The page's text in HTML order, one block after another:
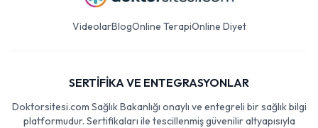
VideolarBlogOnline TerapiOnline Diyet
SERTİFİKA VE ENTEGRASYONLAR
Doktorsitesi.com Sağlık Bakanlığı onaylı ve entegreli bir sağlık bilgi
platformudur. Sertifikaları ile tescillenmiş güvenilir altyapısıyla